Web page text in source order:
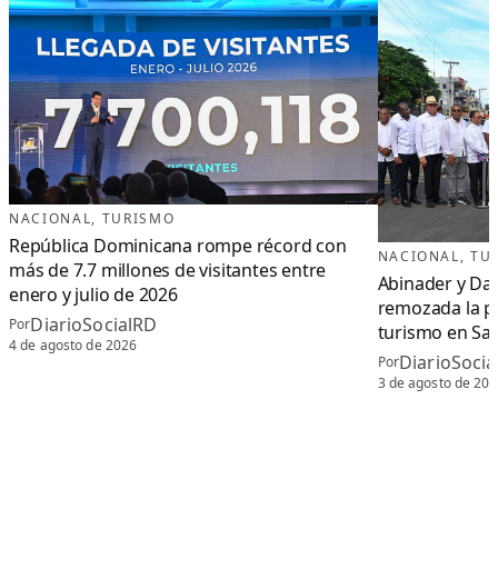
NACIONAL, TURISMO
República Dominicana rompe récord con
más de 7.7 millones de visitantes entre
enero y julio de 2026
PorDiarioSocialRD
4 de agosto de 2026
NACIONAL,
Abinader y
remozada la
turismo en
Por
3 de agosto de